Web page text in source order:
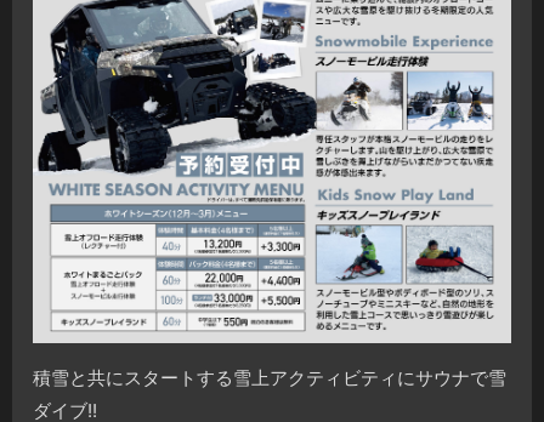
積雪と共にスタートする雪上アクティビティにサウナで雪
ダイブ!!